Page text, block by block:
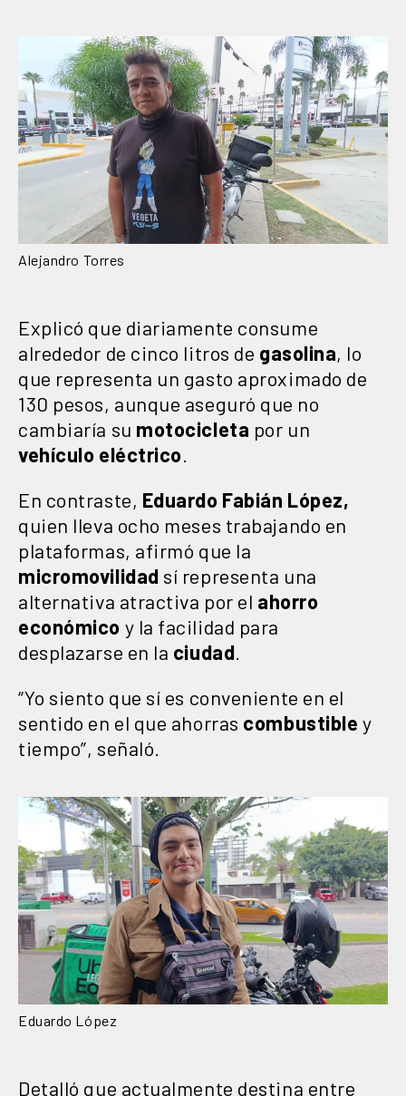
Alejandro Torres
Explicó que diariamente consume
alrededor de cinco litros de gasolina, lo
que representa un gasto aproximado de
130 pesos, aunque aseguró que no
cambiaría su motocicleta por un
vehículo eléctrico
En contraste, Eduardo Fabián López,
quien lleva ocho meses trabajando en
plataformas, afirmó que la
micromovilidad sí representa una
alternativa atractiva por el ahorro
económico y la facilidad para
desplazarse en la ciudad
“Yo siento que sí es conveniente en el
sentido en el que ahorras combustible y
tiempo”, señaló.
Eduardo López
Detalló que actualmente destina entre